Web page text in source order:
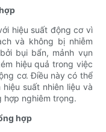
hiệu suất động cơ vì
và không bị nhiễm
bụi bẩn, mảnh vụn
hiệu quả trong việc
cơ. Điều này có thể
suất nhiên liệu và
hợp nghiêm trọng.
hợp